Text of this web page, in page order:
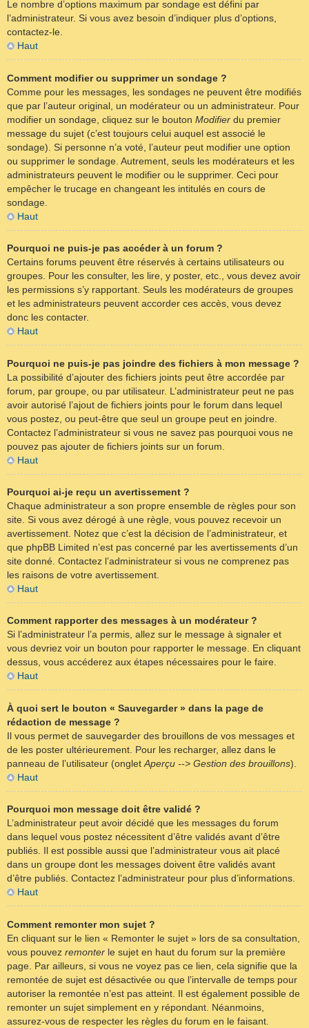
Le nombre d’options maximum par sondage est défini par
l’administrateur. Si vous avez besoin d’indiquer plus d’options,
contactez-le.
Haut
Comment modifier ou supprimer un sondage ?
Comme pour les messages, les sondages ne peuvent être modifiés
que par l’auteur original, un modérateur ou un administrateur. Pour
modifier un sondage, cliquez sur le bouton Modifier du premier
message du sujet (c’est toujours celui auquel est associé le
sondage). Si personne n’a voté, l’auteur peut modifier une option
ou supprimer le sondage. Autrement, seuls les modérateurs et les
administrateurs peuvent le modifier ou le supprimer. Ceci pour
empêcher le trucage en changeant les intitulés en cours de
sondage.
Haut
Pourquoi ne puis-je pas accéder à un forum ?
Certains forums peuvent être réservés à certains utilisateurs ou
groupes. Pour les consulter, les lire, y poster, etc., vous devez avoir
les permissions s’y rapportant. Seuls les modérateurs de groupes
et les administrateurs peuvent accorder ces accès, vous devez
donc les contacter.
Haut
Pourquoi ne puis-je pas joindre des fichiers à mon message ?
La possibilité d’ajouter des fichiers joints peut être accordée par
forum, par groupe, ou par utilisateur. L’administrateur peut ne pas
avoir autorisé l’ajout de fichiers joints pour le forum dans lequel
vous postez, ou peut-être que seul un groupe peut en joindre.
Contactez l’administrateur si vous ne savez pas pourquoi vous ne
pouvez pas ajouter de fichiers joints sur un forum.
Haut
Pourquoi ai-je reçu un avertissement ?
Chaque administrateur a son propre ensemble de règles pour son
site. Si vous avez dérogé à une règle, vous pouvez recevoir un
avertissement. Notez que c’est la décision de l’administrateur, et
que phpBB Limited n’est pas concerné par les avertissements d’un
site donné. Contactez l’administrateur si vous ne comprenez pas
les raisons de votre avertissement.
Haut
Comment rapporter des messages à un modérateur ?
Si l’administrateur l’a permis, allez sur le message à signaler et
vous devriez voir un bouton pour rapporter le message. En cliquant
dessus, vous accéderez aux étapes nécessaires pour le faire.
Haut
À quoi sert le bouton « Sauvegarder » dans la page de
rédaction de message ?
Il vous permet de sauvegarder des brouillons de vos messages et
de les poster ultérieurement. Pour les recharger, allez dans le
panneau de l’utilisateur (onglet Aperçu --> Gestion des brouillons).
Haut
Pourquoi mon message doit être validé ?
L’administrateur peut avoir décidé que les messages du forum
dans lequel vous postez nécessitent d’être validés avant d’être
publiés. Il est possible aussi que l’administrateur vous ait placé
dans un groupe dont les messages doivent être validés avant
d’être publiés. Contactez l’administrateur pour plus d’informations.
Haut
Comment remonter mon sujet ?
En cliquant sur le lien « Remonter le sujet » lors de sa consultation,
vous pouvez remonter le sujet en haut du forum sur la première
page. Par ailleurs, si vous ne voyez pas ce lien, cela signifie que la
remontée de sujet est désactivée ou que l’intervalle de temps pour
autoriser la remontée n’est pas atteint. Il est également possible de
remonter un sujet simplement en y répondant. Néanmoins,
assurez-vous de respecter les règles du forum en le faisant.